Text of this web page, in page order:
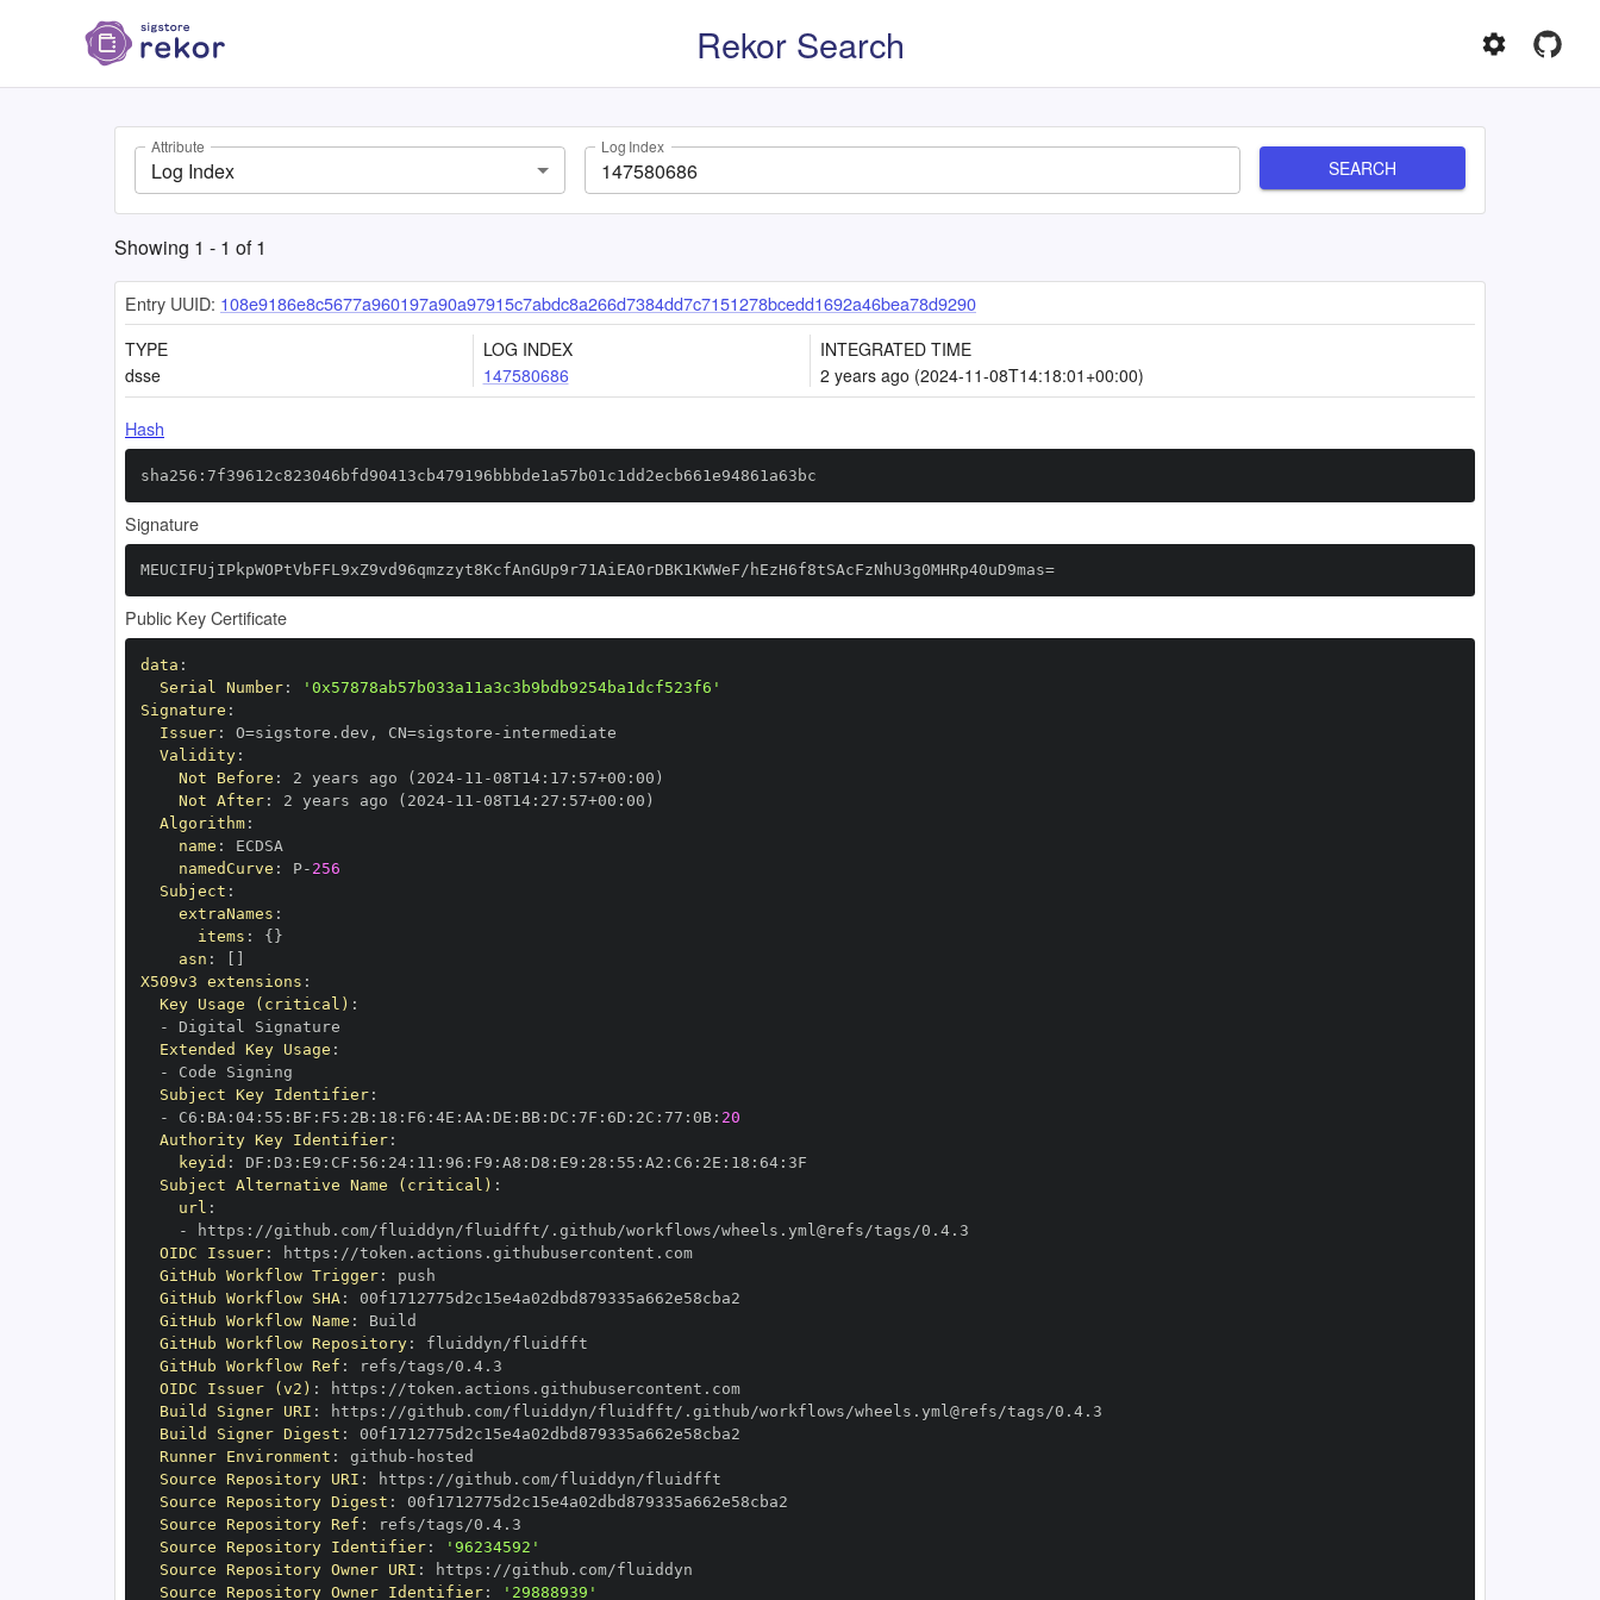
Rekor Search
Attribute
Log Index
Log Index
SEARCH
Showing 1 - 1 of1
Entry UUID: 108e9186e8c5677a960197a90a97915c7abdc8a266d7384dd7c7151278bcedd1692a46bea78d9290
TYPE
dsse
LOG INDEX
147580686
INTEGRATED TIME
2 years ago (2024-11-08T14:18:01+00:00)
Hash
sha256:7f39612c823046bfd90413cb479196bbbde1a57b01c1dd2ecb661e94861a63bc
Signature
MEUCIFUjIPkpWOPtVbFFL9xZ9vd96qmzzyt8KcfAnGUp9r71AiEA0rDBK1KWWeF/hEzH6f8tSAcFzNhU3g0MHRp40uD9mas=
Public Key Certificate
data :
Serial Number:
'0x57878ab57b033a11a3c3b9bdb9254ba1dcf523f6'
Signature :
Issuer: O=sigstore.dev , CN=sigstore -
Validity:
Not Before : 2 years ago (2024- 11 -08T14: 17 : 57+00 :
Not After: 2 years ago (2024- 11 -08T14: 27 : 57+00 :
Algorithm:
name :
namedCurve : P- 256
Subject :
extraNames :
items : { }
asn :
X509v3 extensions :
Key Usage (critical) :
-
Extended Key Usage :
-
Subject Key Identifier:
-
C6 : BA : 04: 55 : BF : F5 : 2B: 18 : F6 : 4E : AA : DE : BB: DC : 7F : 6D : 2C : 77 : 0B: 20
Authority Key Identifier:
keyid : DF : D3 : E9 : CF : 56 : 24: 11 : 96 : F9 : A8 : D8 : E9 : 28 : 55 : A2 : C6 : 2E : 18 : 64:
Subject Alternative Name (critical) :
url :
-
https :
OIDC Issuer: https :
//token.actions.githubusercontent.com
GitHub Workflow Trigger:
GitHub Workflow SHA:
GitHub Workflow Name :
GitHub Workflow Repository:
GitHub Workflow Ref :
OIDC Issuer (v2) : https :
//token.actions.githubusercontent.com
Build Signer URI : https :
Build Signer Digest :
Runner Environment : github -
Source Repository URI : https :
Source Repository Digest :
Source Repository Ref :
Source Repository Identifier:
'96234592'
Source Repository Owner URI : https :
Source Repository Owner Identifier: '29888939'